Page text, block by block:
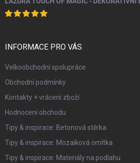
INFORMACE PRO VÁS
Velkoobchodní spolupráce
Obchodní podmínky
Kontakty + vrácení zboží
Hodnocení obchodu
Tipy & inspirace: Betonová stěrka
Tipy & inspirace: Mozaiková omítka
Tipy & inspirace: Materiály na podlahu